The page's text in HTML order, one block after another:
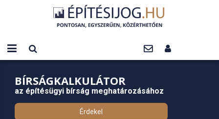
BÍRSÁGKALKULÁTOR
az építésügyi bírság meghatározásához
Érdekel